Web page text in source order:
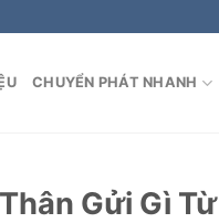
CHUYỂN PHÁT NHANH
Gửi Gì Từ